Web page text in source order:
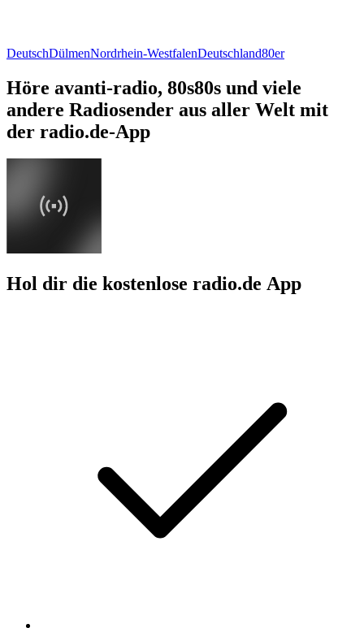
DeutschDülmenNordrhein-WestfalenDeutschland80er
Höre avanti-radio, 80s80s und viele
andere Radiosender aus aller Welt mit
der radio.de-App
Hol dir die kostenlose radio.de App